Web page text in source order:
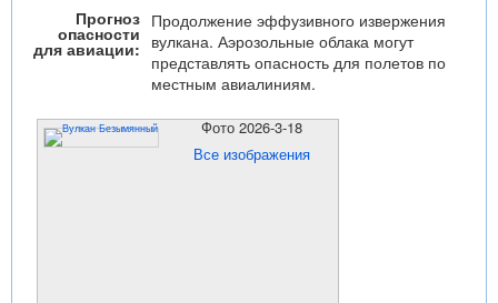
Прогноз
опасности
для авиации:
Продолжение эффузивного извержения
вулкана. Аэрозольные облака могут
представлять опасность для полетов по
местным авиалиниям.
Фото 2026-3-18
Все изображения